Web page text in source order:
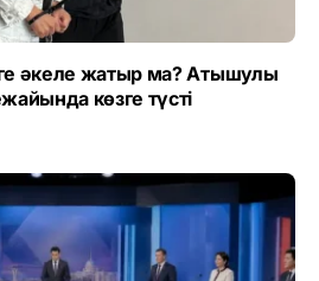
әкеле жатыр ма? Атышулы
көзге түсті